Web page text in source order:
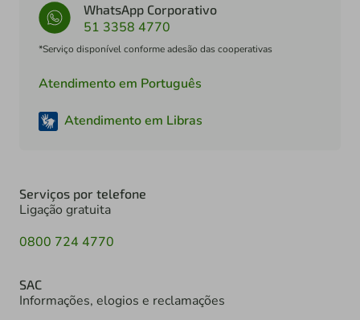
WhatsApp Corporativo
51 3358 4770
*Serviço disponível conforme adesão das cooperativas
Atendimento em Português
Atendimento em Libras
Serviços por telefone
Ligação gratuita
0800 724 4770
SAC
Informações, elogios e reclamações